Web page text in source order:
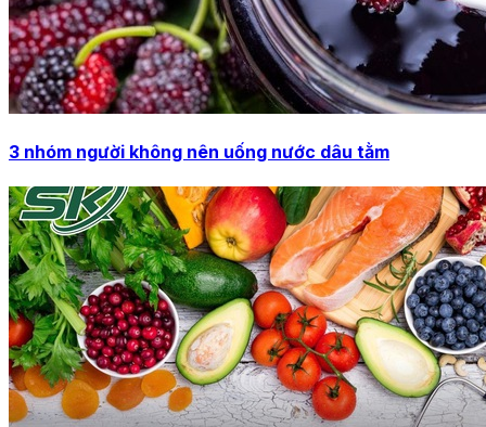
3 nhóm người không nên uống nước dâu tằm